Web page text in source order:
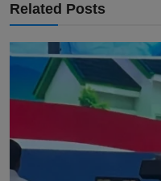
Related Posts